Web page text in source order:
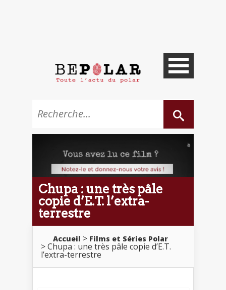
Chupa : une très pâle
copie d’E.T. l’extra-
terrestre
Accueil Films et Séries Polar
Chupa : une très pâle copie d’E.T.
l’extra-terrestre